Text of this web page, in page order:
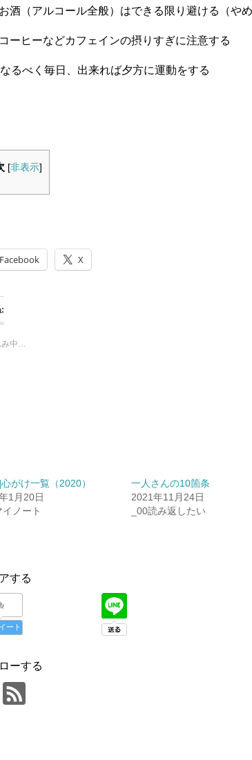
酒（アルコール全般）はできる限り避ける（や
ーヒーなどカフェインの摂りすぎに注意する
るべく毎日、出来れば夕方に運動をする
[非表示]
Facebook X
み中…
がけ一覧（2020）
1月20日
イノート
一人さんの10箇条
2021年11月24日
_00読み返したい
する
ート
ーする